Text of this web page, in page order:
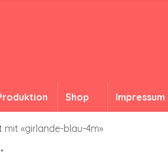
Shop Impressum
«girlande-blau-4m»